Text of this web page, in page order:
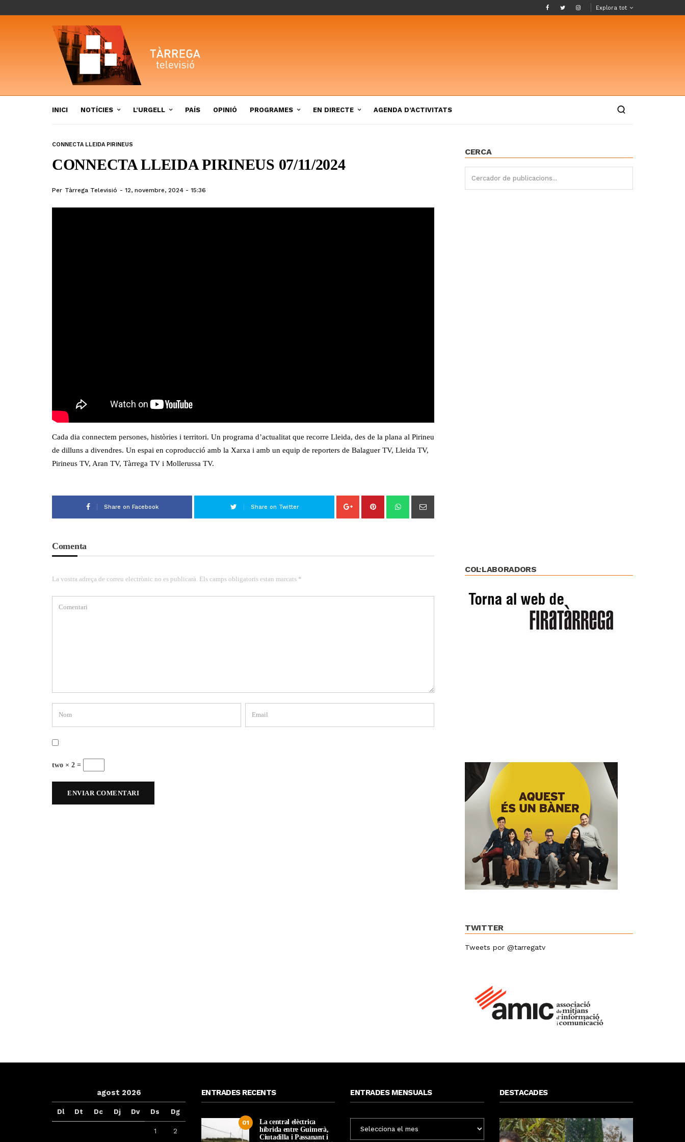
Explora tot
INICI NOTÍCIES L’URGELL PAÍS OPINIÓ PROGRAMES EN DIRECTE AGENDA D’ACTIVITATS
CONNECTA LLEIDA PIRINEUS
CONNECTA LLEIDA PIRINEUS 07/11/2024
Per Tàrrega Televisió 12, novembre, 2024 - 15:36
Cada dia connectem persones, històries i territori. Un programa d’actualitat que recorre Lleida, des de la plana al Pirineu
de dilluns a divendres. Un espai en coproducció amb la Xarxa i amb un equip de reporters de Balaguer TV, Lleida TV,
Pirineus TV, Aran TV, Tàrrega TV i Mollerussa TV.
Share on Facebook Share on Twitter
Comenta
La vostra adreça de correu electrònic no es publicarà. Els camps obligatoris estan marcats *
two × 2 =
CERCA
COL·LABORADORS
TWITTER
Tweets por @tarregatv
agost 2026
Dl Dt Dc Dj Dv Ds Dg
1 2
ENTRADES RECENTS
01
La central elèctrica
híbrida entre Guimerà,
Ciutadilla i Passanant i
ENTRADES MENSUALS
MENSUALS
DESTACADES